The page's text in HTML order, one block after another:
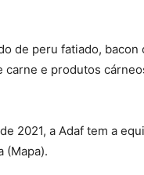
de peru fatiado, bacon
e produtos
2021, a Adaf tem a
(Mapa).